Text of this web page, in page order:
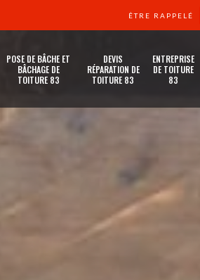
ÊTRE RAPPELÉ
POSE DE BÂCHE ET
BÂCHAGE DE
TOITURE 83
DEVIS
RÉPARATION DE
TOITURE 83
ENTREPRISE
DE TOITURE
83